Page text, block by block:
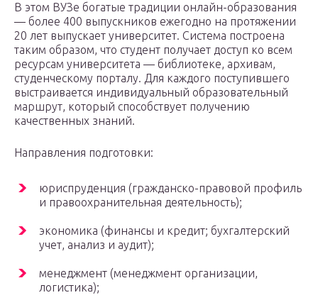
В этом ВУЗе богатые традиции онлайн-образования
— более 400 выпускников ежегодно на протяжении
20 лет выпускает университет. Система построена
таким образом, что студент получает доступ ко всем
ресурсам университета — библиотеке, архивам,
студенческому порталу. Для каждого поступившего
выстраивается индивидуальный образовательный
маршрут, который способствует получению
качественных знаний.
Направления подготовки:
юриспруденция (гражданско-правовой профиль
и правоохранительная деятельность);
экономика (финансы и кредит; бухгалтерский
учет, анализ и аудит);
менеджмент (менеджмент организации,
логистика);